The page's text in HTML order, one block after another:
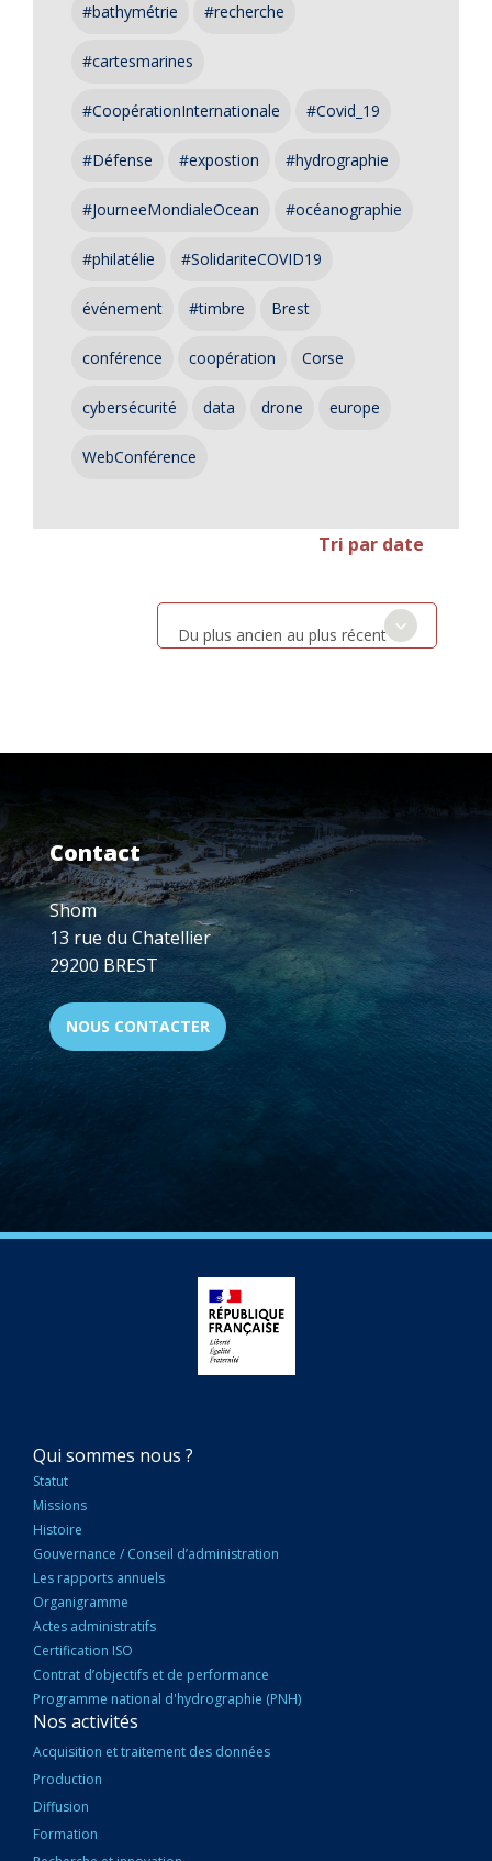
#bathymétrie #recherche
#cartesmarines
#CoopérationInternationale #Covid_19
#Défense #expostion #hydrographie
#JourneeMondialeOcean #océanographie
#philatélie #SolidariteCOVID19
événement #timbre Brest
conférence coopération Corse
cybersécurité data drone europe
WebConférence
Tri par date
Du plus ancien au plus récent
Contact
Shom
13 rue du Chatellier
29200 BREST
NOUS CONTACTER
NAVIGATION
PRINCIPALE
Qui sommes nous ?
Statut
Missions
Histoire
Gouvernance / Conseil d’administration
Les rapports annuels
Organigramme
Actes administratifs
Certification ISO
Contrat d’objectifs et de performance
Programme national d'hydrographie (PNH)
Nos activités
Acquisition et traitement des données
Production
Diffusion
Formation